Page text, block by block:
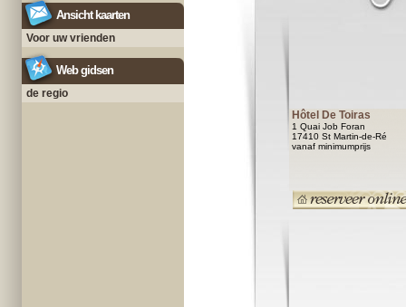
Ansicht kaarten
Voor uw vrienden
Web gidsen
de regio
Hôtel De Toiras
1 Quai Job Foran
17410 St Martin-de-Ré
vanaf minimumprijs